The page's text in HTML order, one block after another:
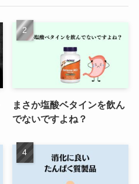
まさか塩酸ベタインを飲ん
でないですよね？